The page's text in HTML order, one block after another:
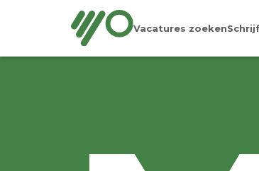
Vacatures zoeken